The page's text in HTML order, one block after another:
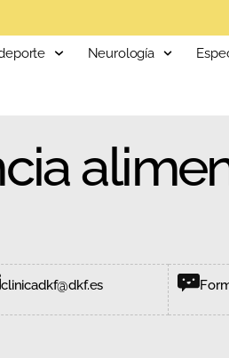
Neurología
clinicadkf@dkf.es